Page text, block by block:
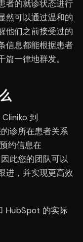
者的就诊状态进行
然可以通过温和的
他们之前接受过的
信息都能根据患者
一律地群发。
到
诊所在患者关系
约信息在
此您的团队可以
进，并实现更高效
HubSpot 的实际